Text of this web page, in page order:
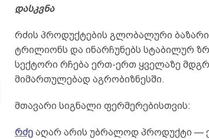
დასკვნა
რძის პროდუქტების გლობალური
ტრილიონს და ინარჩუნებს სტაბილურ
სექტორი რჩება ერთ-ერთ ყველაზე
მიმართულებად აგრობიზნესში.
მთავარი სიგნალი ფერმერებისთვის:
რძეაღარ არის უბრალოდ პროდუქტი —